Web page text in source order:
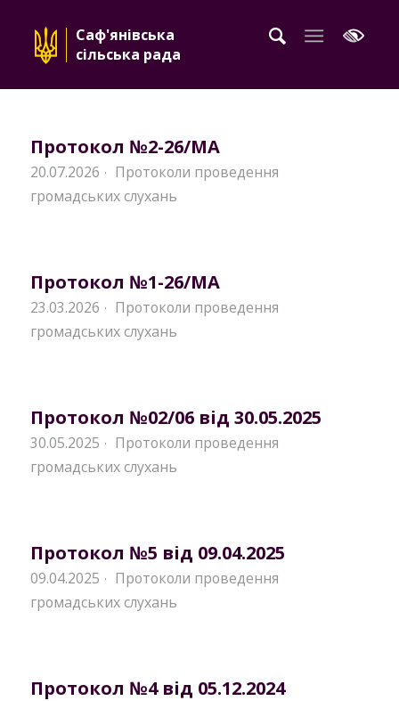
Саф'янівська
сільська рада
Протокол №2-26/MA
20.07.2026 · Протоколи проведення
громадських слухань
Протокол №1-26/MA
23.03.2026 · Протоколи проведення
громадських слухань
Протокол №02/06 від 30.05.2025
30.05.2025 · Протоколи проведення
громадських слухань
Протокол №5 від 09.04.2025
09.04.2025 · Протоколи проведення
громадських слухань
Протокол №4 від 05.12.2024